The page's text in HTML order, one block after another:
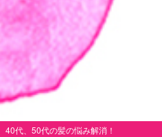
40代、50代の髪の悩み解消！